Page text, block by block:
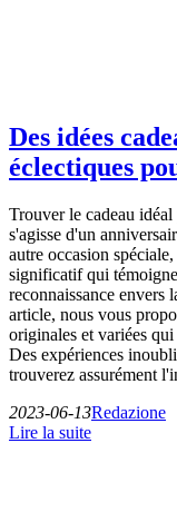
Des idées
éclectiques
Trouver le cadeau
s'agisse d'un
autre occasion
significatif qui
reconnaissance envers
article, nous vous
originales et variées
Des expériences
trouverez assurément
2023-06-13Redazione
Lire la suite